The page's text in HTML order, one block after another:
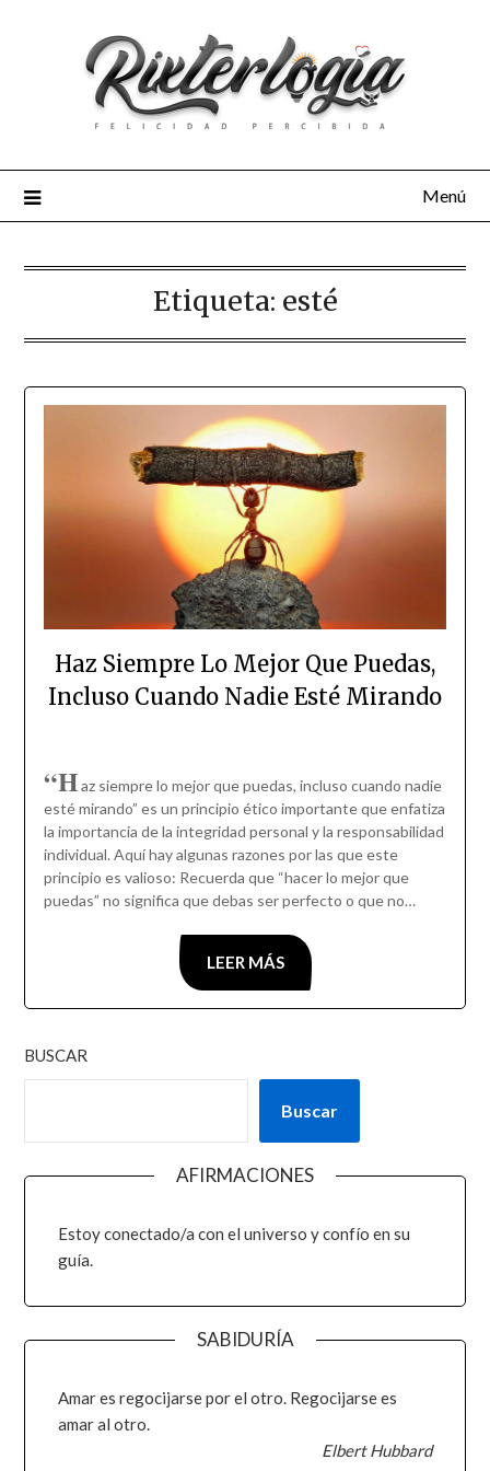
Menú
Etiqueta: esté
Haz Siempre Lo Mejor Que Puedas,
Incluso Cuando Nadie Esté Mirando
“Haz siempre lo mejor que puedas, incluso cuando nadie
esté mirando” es un principio ético importante que enfatiza
la importancia de la integridad personal y la responsabilidad
individual. Aquí hay algunas razones por las que este
principio es valioso: Recuerda que “hacer lo mejor que
puedas” no significa que debas ser perfecto o que no…
LEER MÁS
BUSCAR
Buscar
AFIRMACIONES
Estoy conectado/a con el universo y confío en su
guía.
SABIDURÍA
Amar es regocijarse por el otro. Regocijarse es
amar al otro.
Elbert Hubbard